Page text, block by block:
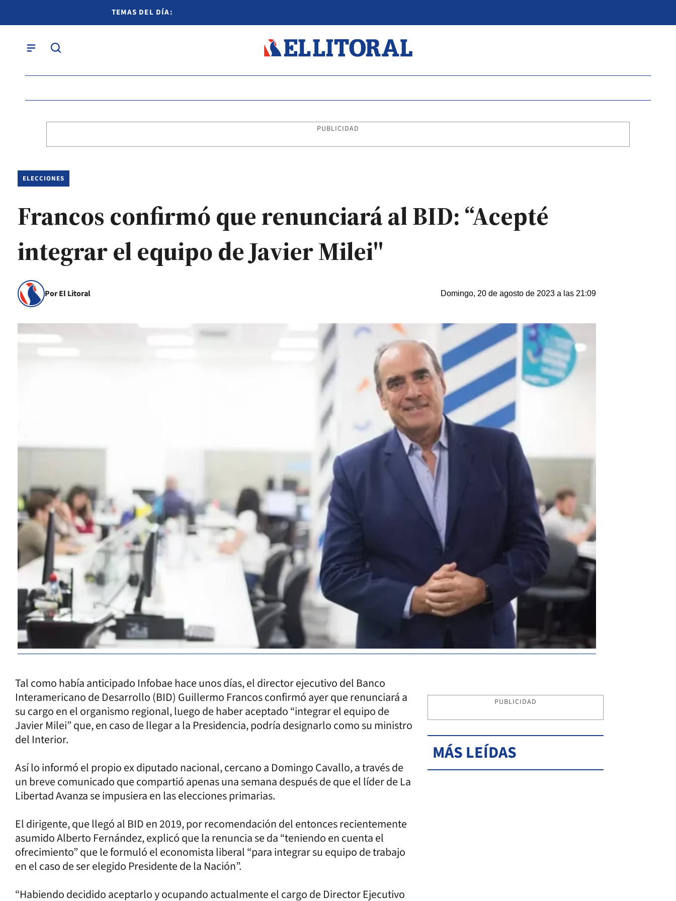
TEMAS DEL DÍA:
PUBLICIDAD
ELECCIONES
Francos confirmó que renunciará al BID: “Acepté
integrar el equipo de Javier Milei"
Por El Litoral Domingo, 20 de agosto de 2023 a las 21:09
Tal como había anticipado Infobae hace unos días, el director ejecutivo del Banco
Interamericano de Desarrollo (BID) Guillermo Francos confirmó ayer que renunciará a
su cargo en el organismo regional, luego de haber aceptado “integrar el equipo de
Javier Milei” que, en caso de llegar a la Presidencia, podría designarlo como su ministro
del Interior.
Así lo informó el propio ex diputado nacional, cercano a Domingo Cavallo, a través de
un breve comunicado que compartió apenas una semana después de que el líder de La
Libertad Avanza se impusiera en las elecciones primarias.
El dirigente, que llegó al BID en 2019, por recomendación del entonces recientemente
asumido Alberto Fernández, explicó que la renuncia se da “teniendo en cuenta el
ofrecimiento” que le formuló el economista liberal “para integrar su equipo de trabajo
en el caso de ser elegido Presidente de la Nación”.
“Habiendo decidido aceptarlo y ocupando actualmente el cargo de Director Ejecutivo
PUBLICIDAD
MÁS LEÍDAS